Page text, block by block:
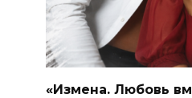
«Измена. Любовь